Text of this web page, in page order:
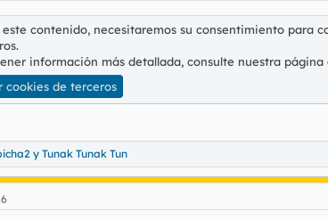
este contenido, necesitaremos su consentimiento para
información más detallada, consulte nuestra página
cookies de terceros
y Tunak Tunak Tun